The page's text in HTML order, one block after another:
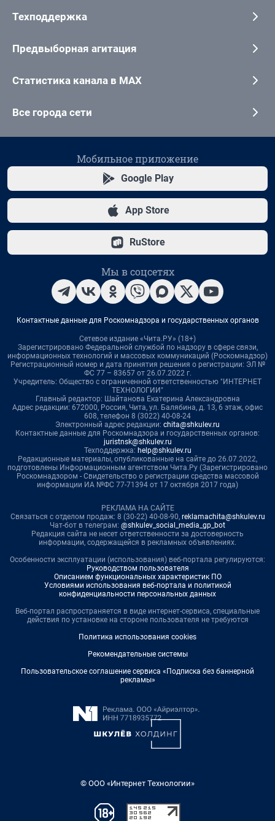
Техподдержка
Предвыборная агитация
Статистика канала в MAX
Все города сети
Мобильное приложение
Google Play
App Store
RuStore
Мы в соцсетях
Контактные данные для Роскомнадзора и государственных органов
Сетевое издание «Чита.РУ» (18+)
Зарегистрировано Федеральной службой по надзору в сфере связи,
информационных технологий и массовых коммуникаций (Роскомнадзор)
Регистрационный номер и дата принятия решения о регистрации: ЭЛ №
ФС 77 – 83657 от 26.07.2022 г.
Учредитель: Общество с ограниченной ответственностью "ИНТЕРНЕТ
ТЕХНОЛОГИИ"
Главный редактор: Шайтанова Екатерина Александровна
Адрес редакции: 672000, Россия, Чита, ул. Балябина, д. 13, 6 этаж, офис
608, телефон 8 (3022) 40-08-24
Электронный адрес редакции: chita@shkulev.ru
Контактные данные для Роскомнадзора и государственных органов:
juristnsk@shkulev.ru
Техподдержка: help@shkulev.ru
Редакционные материалы, опубликованные на сайте до 26.07.2022,
подготовлены Информационным агентством Чита.Ру (Зарегистрировано
Роскомнадзором - Свидетельство о регистрации средства массовой
информации ИА №ФС 77-71394 от 17 октября 2017 года)
РЕКЛАМА НА САЙТЕ
Связаться с отделом продаж: 8 (30-22) 40-08-90, reklamachita@shkulev.ru
Чат-бот в телеграм: @shkulev_social_media_gp_bot
Редакция сайта не несет ответственности за достоверность
информации, содержащейся в рекламных объявлениях.
Особенности эксплуатации (использования) веб-портала регулируются:
Руководством пользователя
Описанием функциональных характеристик ПО
Условиями использования веб-портала и политикой
конфиденциальности персональных данных
Веб-портал распространяется в виде интернет-сервиса, специальные
действия по установке на стороне пользователя не требуются
Политика использования cookies
Рекомендательные системы
Пользовательское соглашение сервиса «Подписка без баннерной
рекламы»
© ООО «Интернет Технологии»